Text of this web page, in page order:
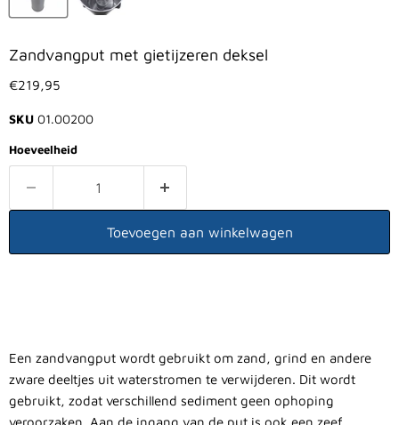
Zandvangput met gietijzeren deksel
Huidige prijs
€219,95
SKU 01.00200
Hoeveelheid
Toevoegen aan winkelwagen
Een zandvangput wordt gebruikt om zand, grind en andere
zware deeltjes uit waterstromen te verwijderen. Dit wordt
gebruikt, zodat verschillend sediment geen ophoping
veroorzaken. Aan de ingang van de put is ook een zeef